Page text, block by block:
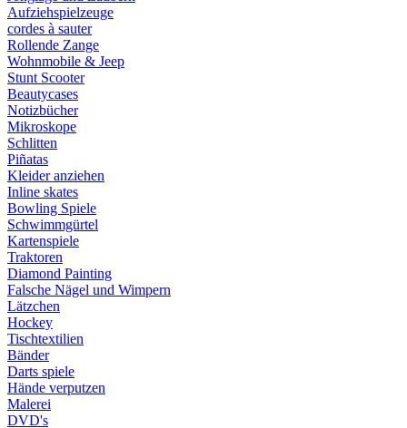
Aufziehspielzeuge
cordes à sauter
Rollende Zange
Wohnmobile & Jeep
Stunt Scooter
Beautycases
Notizbücher
Mikroskope
Schlitten
Piñatas
Kleider anziehen
Inline skates
Bowling Spiele
Schwimmgürtel
Kartenspiele
Traktoren
Diamond Painting
Falsche Nägel und Wimpern
Lätzchen
Hockey
Tischtextilien
Bänder
Darts spiele
Hände verputzen
Malerei
DVD's